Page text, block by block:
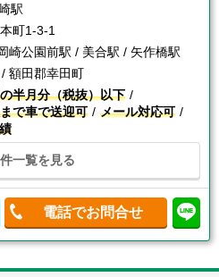
駅
町1-3-1
崎公園前駅 / 美合駅 / 矢作橋駅
額田郡幸田町
半月分（税抜）以下
で車で送迎可
メール対応可
一覧を見る
電話でお問合せ